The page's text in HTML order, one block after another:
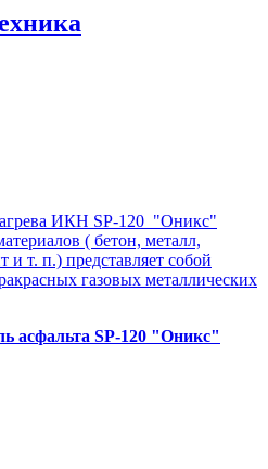
ИКН SP-120 "Оникс"
( бетон, металл,
и т. п.) представляет собой
газовых металлических
асфальта SP-120 "Оникс"